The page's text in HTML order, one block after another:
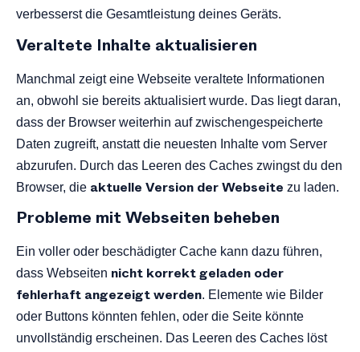
verbesserst die Gesamtleistung deines Geräts.
Veraltete Inhalte aktualisieren
Manchmal zeigt eine Webseite veraltete Informationen
an, obwohl sie bereits aktualisiert wurde. Das liegt daran,
dass der Browser weiterhin auf zwischengespeicherte
Daten zugreift, anstatt die neuesten Inhalte vom Server
abzurufen. Durch das Leeren des Caches zwingst du den
Browser, die aktuelle Version der Webseite zu laden.
Probleme mit Webseiten beheben
Ein voller oder beschädigter Cache kann dazu führen,
dass Webseiten nicht korrekt geladen oder
fehlerhaft angezeigt werden. Elemente wie Bilder
oder Buttons könnten fehlen, oder die Seite könnte
unvollständig erscheinen. Das Leeren des Caches löst